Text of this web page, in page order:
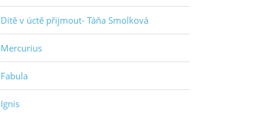
Dítě v úctě přijmout- Táňa Smolková
Mercurius
Fabula
Ignis